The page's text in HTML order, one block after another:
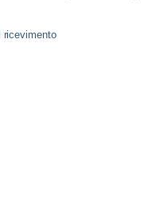
ricevimento